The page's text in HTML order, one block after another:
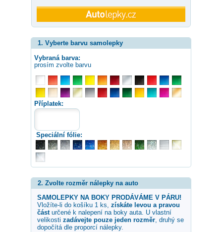
1. Vyberte barvu samolepky
Vybraná barva:
prosím zvolte barvu
Příplatek:
Speciální fólie:
2. Zvolte rozměr nálepky na auto
SAMOLEPKY NA BOKY PRODÁVÁME V PÁRU!
Vložíte-li do košíku 1 ks, získáte levou a pravou
částurčené k nalepení na boky auta. U vlastní
velikosti zadávejte pouze jeden rozměr, druhý se
dopočítá dle proporcí nálepky.